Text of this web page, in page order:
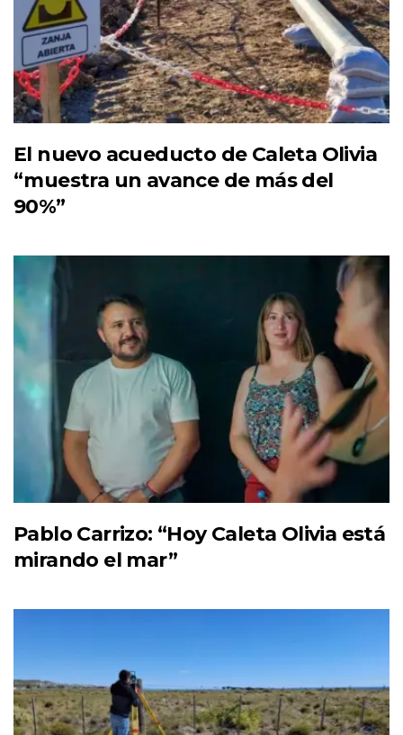
El nuevo acueducto de Caleta Olivia
“muestra un avance de más del
90%”
Pablo Carrizo: “Hoy Caleta Olivia está
mirando el mar”